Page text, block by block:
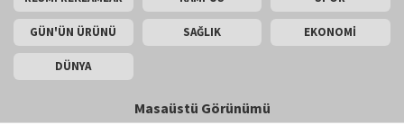
GÜN'ÜN ÜRÜNÜ SAĞLIK EKONOMİ
DÜNYA
Masaüstü Görünümü